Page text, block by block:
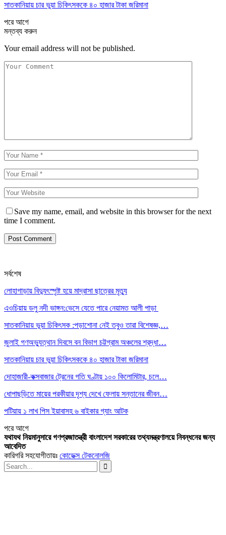
সাতকানিয়ায় চার ভুয়া চিকিৎসককে ৪০ হাজার টাকা জরিমানা
পরেআগে
মন্তব্য করুন
Your email address will not be published.
Save my name, email, and website in this browser for the next
time I comment.
সর্বশেষ
লোহাগাড়ায় বিদ্যুৎস্পৃষ্ট হয়ে মাদ্রাসা ছাত্রের মৃত্যু
এওচিয়ায় ডলু নদী ভাঙ্গন:ভেসে যেতে পারে নেয়ামত আলী পাড়া
সাতকানিয়ায় ভূয়া চিকিৎসক :পড়াশোনা নেই তবুও তারা বিশেষজ্ঞ,…
জুলাই গণঅভ্যুত্থান দিবসে বন বিভাগ চট্টগ্রাম অঞ্চলের শ্রদ্ধা…
সাতকানিয়ায় চার ভুয়া চিকিৎসককে ৪০ হাজার টাকা জরিমানা
দোহাজারী-কক্সবাজার ট্রেনের গতি ঘণ্টায় ১০০ কিলোমিটার, চলে…
ধোপাছড়িতে মায়ের পরকীয়ার দৃশ্য দেখে ফেলায় সন্তানের জীবন…
পটিয়ায় ১ লাখ পিস ইয়াবাসহ ৬ বাইকার গ্যাং আটক
পরেআগে
যথাযথ নিয়মানুসারে গণপ্রজাতন্ত্রী বাংলাদেশ সরকারের তথ্যমন্ত্রণালয়ে নিবন্ধনের জন্য
আবেদিত
কারিগরি সহযোগীতায়ঃ কোডেক্স টেকনোলজি